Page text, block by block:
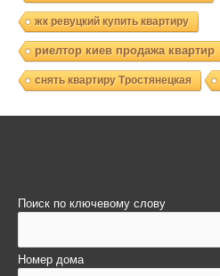
жк ревуцкий купить квартиру
риелтор киев продажа квартир
снять квартиру Тростянецкая
Поиск по ключевому слову
Номер дома